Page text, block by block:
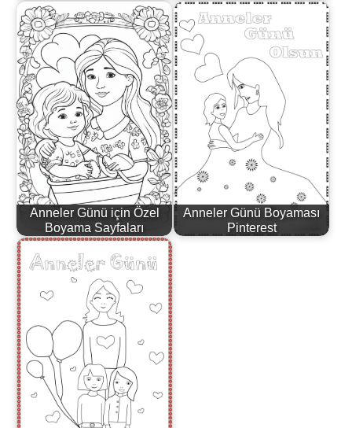
Anneler Günü için Özel
Boyama Sayfaları
Anneler Günü Boyaması
Pinterest